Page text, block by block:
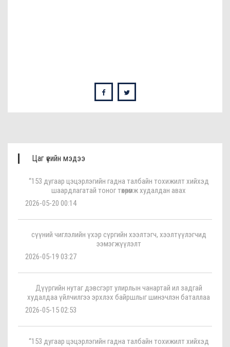
Цаг үеийн мэдээ
“153 дугаар цэцэрлэгийн гадна талбайн тохижилт хийхэд
шаардлагатай тоног төхөөрөмж худалдан авах
2026-05-20 00:14
сүүний чиглэлийн үхэр сүргийн хээлтэгч, хээлтүүлэгчид
ээмэгжүүлэлт
2026-05-19 03:27
Дүүргийн нутаг дэвсгэрт улирлын чанартай ил задгай
худалдаа үйлчилгээ эрхлэх байршлыг шинэчлэн баталлаа
2026-05-15 02:53
“153 дугаар цэцэрлэгийн гадна талбайн тохижилт хийхэд